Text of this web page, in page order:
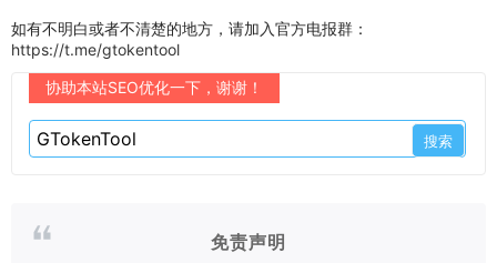
如有不明白或者不清楚的地方，请加入官方电报群：
https://t.me/gtokentool
协助本站SEO优化一下，谢谢！
免责声明